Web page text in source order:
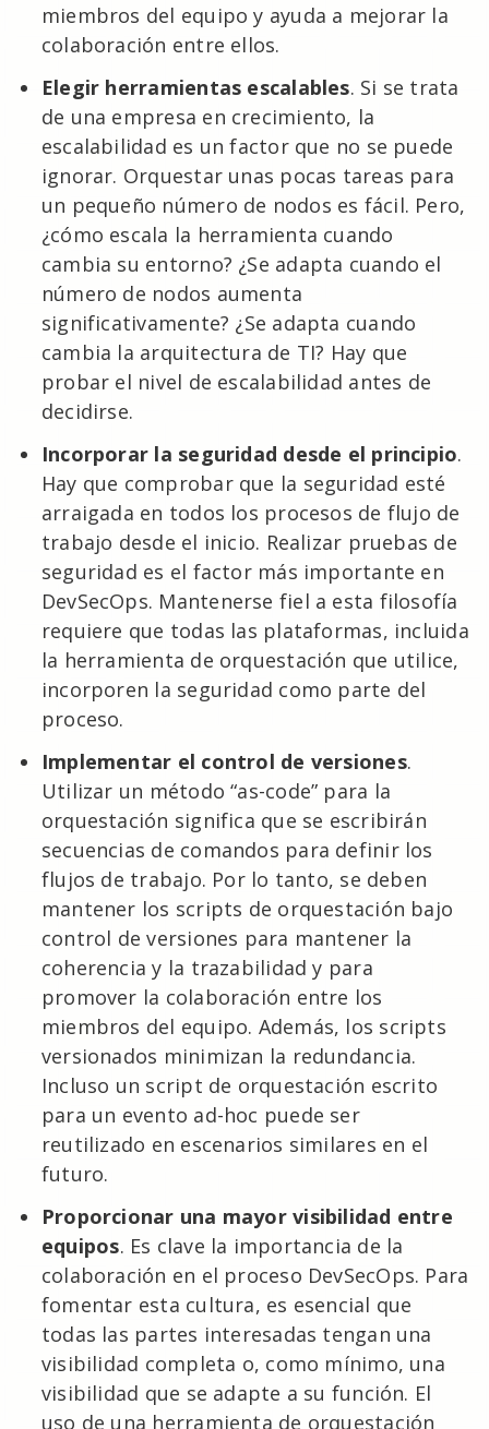
miembros del equipo y ayuda a mejorar la
colaboración entre ellos.
Elegir herramientas escalables. Si se trata
de una empresa en crecimiento, la
escalabilidad es un factor que no se puede
ignorar. Orquestar unas pocas tareas para
un pequeño número de nodos es fácil. Pero,
¿cómo escala la herramienta cuando
cambia su entorno? ¿Se adapta cuando el
número de nodos aumenta
significativamente? ¿Se adapta cuando
cambia la arquitectura de TI? Hay que
probar el nivel de escalabilidad antes de
decidirse.
Incorporar la seguridad desde el principio.
Hay que comprobar que la seguridad esté
arraigada en todos los procesos de flujo de
trabajo desde el inicio. Realizar pruebas de
seguridad es el factor más importante en
DevSecOps. Mantenerse fiel a esta filosofía
requiere que todas las plataformas, incluida
la herramienta de orquestación que utilice,
incorporen la seguridad como parte del
proceso.
Implementar el control de versiones.
Utilizar un método “as-code” para la
orquestación significa que se escribirán
secuencias de comandos para definir los
flujos de trabajo. Por lo tanto, se deben
mantener los scripts de orquestación bajo
control de versiones para mantener la
coherencia y la trazabilidad y para
promover la colaboración entre los
miembros del equipo. Además, los scripts
versionados minimizan la redundancia.
Incluso un script de orquestación escrito
para un evento ad-hoc puede ser
reutilizado en escenarios similares en el
futuro.
Proporcionar una mayor visibilidad entre
equipos. Es clave la importancia de la
colaboración en el proceso DevSecOps. Para
fomentar esta cultura, es esencial que
todas las partes interesadas tengan una
visibilidad completa o, como mínimo, una
visibilidad que se adapte a su función. El
uso de una herramienta de orquestación